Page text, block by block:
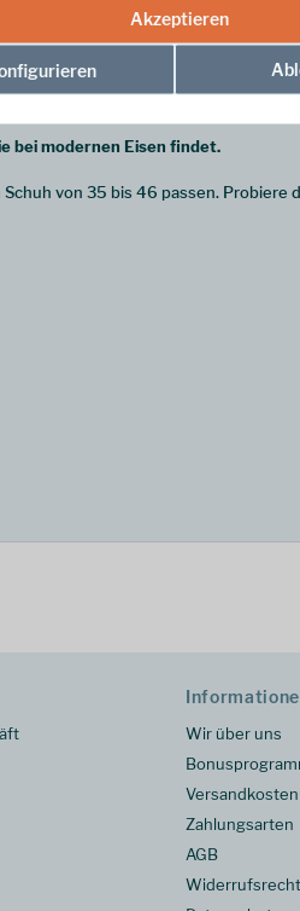
Kipphebelbindung hinten. Du
schnell und sicher. Du
zackige Steigeisen genau richtig.
greifen dann zusätzlich wenn du
bei modernen Eisen findet.
von 35 bis 46 passen. Probiere
Wir über uns
Versandkosten
Zahlungsarten
AGB
Widerrufsrecht
Akzeptieren